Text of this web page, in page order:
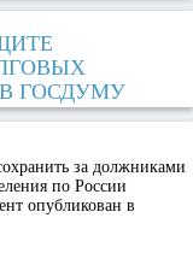
ГОСДУМУ
за должниками
по России
опубликован в